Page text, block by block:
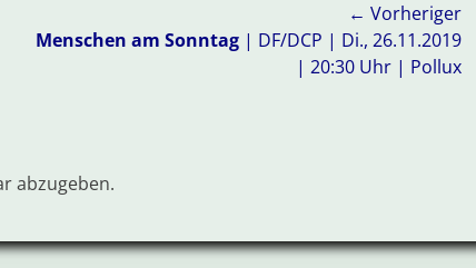
← Vorheriger
Vorheriger
Menschen am Sonntag | DF/DCP | Di., 26.11.2019
| 20:30 Uhr | Pollux
abzugeben.